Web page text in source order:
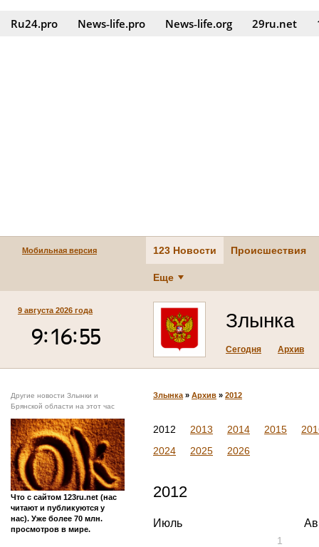
Ru24.pro News‑life.pro News‑life.org 29ru.net
Мобильная версия 123 Новости Происшествия
Еще
9 августа 2026 года Злынка
Сегодня Архив
Другие новости Злынки и
Брянской области на этот час
Что с сайтом 123ru.net (нас
читают и публикуются у
нас). Уже более 70 млн.
просмотров в мире.
Злынка » Архив » 2012
2012 2013 2014 2015
2024
2025 2026
2012
Июль
1